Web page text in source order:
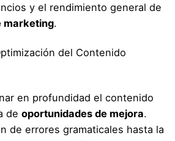
y el rendimiento general de
marketing.
del Contenido
en profundidad el contenido
de oportunidades de mejora.
de errores gramaticales hasta la